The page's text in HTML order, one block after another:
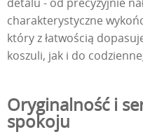
charakterystyczne
który z łatwością
koszuli, jak i do
Oryginalność i
spokoju